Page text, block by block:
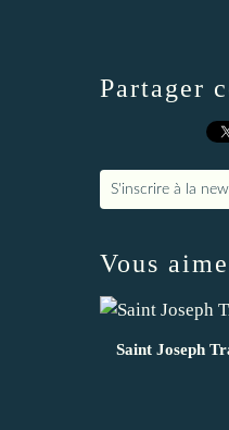
Partager
S'inscrire à la
Vous
Saint Joseph